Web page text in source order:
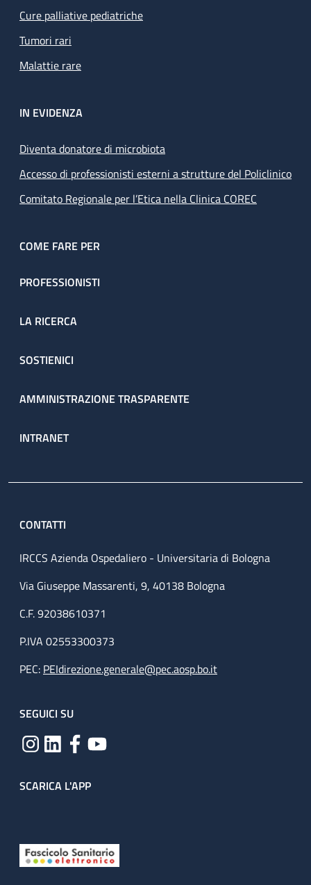
Cure palliative pediatriche
Tumori rari
Malattie rare
IN EVIDENZA
Diventa donatore di microbiota
Accesso di professionisti esterni a strutture del Policlinico
Comitato Regionale per l’Etica nella Clinica COREC
COME FARE PER
PROFESSIONISTI
LA RICERCA
SOSTIENICI
AMMINISTRAZIONE TRASPARENTE
INTRANET
CONTATTI
IRCCS Azienda Ospedaliero - Universitaria di Bologna
Via Giuseppe Massarenti, 9, 40138 Bologna
C.F. 92038610371
P.IVA 02553300373
PEC: PEIdirezione.generale@pec.aosp.bo.it
SEGUICI SU
SCARICA L'APP